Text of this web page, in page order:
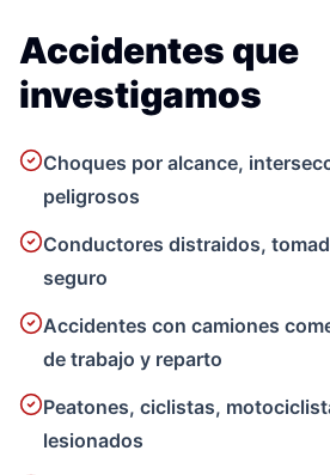
Accidentes que
investigamos
Choques por alcance,
peligrosos
Conductores distraidos,
seguro
Accidentes con camiones
de trabajo y reparto
Peatones, ciclistas,
lesionados